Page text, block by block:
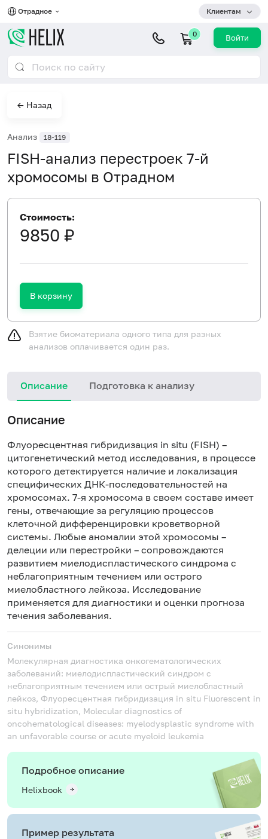
Отрадное Клиентам
0 Войти
← Назад
Анализ 18-119
FISH-анализ перестроек 7-й
хромосомы в Отрадном
Стоимость:
9850 ₽
В корзину
Взятие биоматериала одного типа для разных
анализов оплачивается один раз.
Описание Подготовка к анализу
Описание
Флуоресцентная гибридизация in situ (FISH) –
цитогенетический метод исследования, в процессе
которого детектируется наличие и локализация
специфических ДНК-последовательностей на
хромосомах. 7-я хромосома в своем составе имеет
гены, отвечающие за регуляцию процессов
клеточной дифференцировки кроветворной
системы. Любые аномалии этой хромосомы –
делеции или перестройки – сопровождаются
развитием миелодиспластического синдрома с
неблагоприятным течением или острого
миелобластного лейкоза. Исследование
применяется для диагностики и оценки прогноза
течения заболевания.
Синонимы
Молекулярная диагностика онкогематологических
заболеваний: миелодиспластический синдром с
неблагоприятным течением или острый миелобластный
лейкоз, Флуоресцентная гибридизация in situ Fluorescent in
situ hybridization, Molecular diagnostics of
oncohematological diseases: myelodysplastic syndrome with
an unfavorable course or acute myeloid leukemia
Подробное описание
Helixbook
Пример результата